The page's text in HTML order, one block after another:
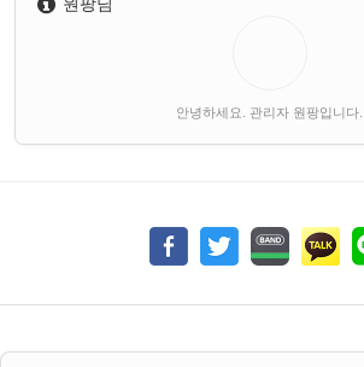
안녕하세요. 관리자 원팡입니다.